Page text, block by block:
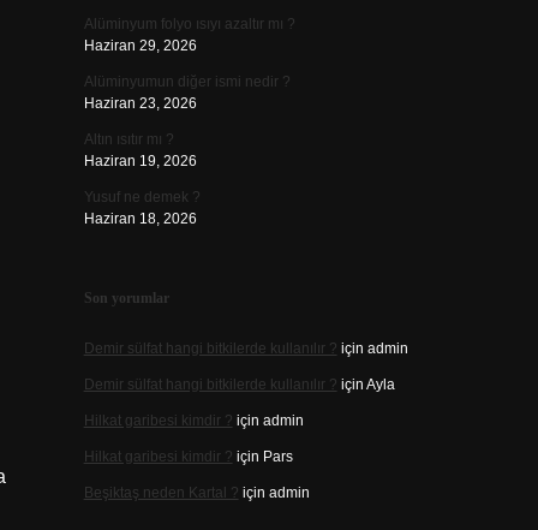
Alüminyum folyo ısıyı azaltır mı ?
Haziran 29, 2026
Alüminyumun diğer ismi nedir ?
Haziran 23, 2026
Altın ısıtır mı ?
Haziran 19, 2026
Yusuf ne demek ?
Haziran 18, 2026
Son yorumlar
Demir sülfat hangi bitkilerde kullanılır ? için admin
Demir sülfat hangi bitkilerde kullanılır ? için Ayla
Hilkat garibesi kimdir ? için admin
Hilkat garibesi kimdir ? için Pars
Beşiktaş neden Kartal ? için admin